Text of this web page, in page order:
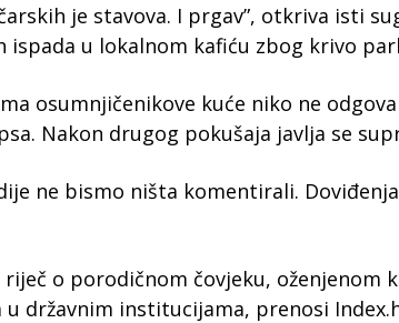
je stavova. I prgav”, otkriva isti
ispada u lokalnom kafiću zbog krivo
osumnjičenikove kuće niko ne
Nakon drugog pokušaja javlja se
ne bismo ništa komentirali.
riječ o porodičnom čovjeku, oženjenom
u državnim institucijama, prenosi